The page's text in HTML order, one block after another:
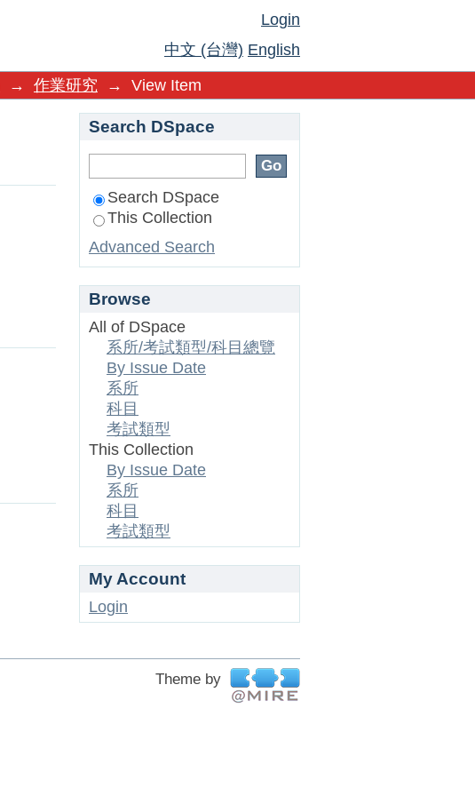
Login
中文 (台灣) English
→ 作業研究 → View Item
Search DSpace
Search DSpace
This Collection
Advanced Search
Browse
All of DSpace
系所/考試類型/科目總覽
By Issue Date
系所
科目
考試類型
This Collection
By Issue Date
系所
科目
考試類型
My Account
Login
Theme by